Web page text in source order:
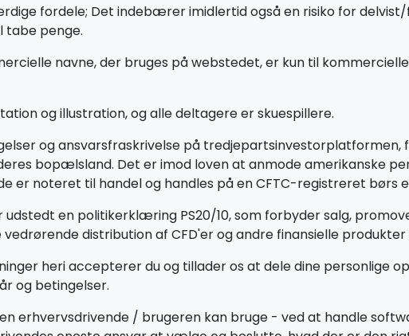
fordele; Det indebærer imidlertid også en risiko for
tabe penge.
navne, der bruges på webstedet, er kun til
og illustration, og alle deltagere er skuespillere.
og ansvarsfraskrivelse på
bopælsland. Det er imod loven at anmode amerikanske
er noteret til handel og handles på en CFTC-registreret børs
udstedt en politikerklæring PS20/10, som forbyder salg,
distribution af CFD'er og andre finansielle
heri accepterer du og tillader os at dele dine personlige
og betingelser.
erhvervsdrivende / brugeren kan bruge - ved at handle